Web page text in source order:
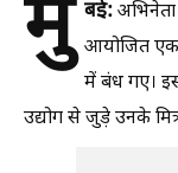
मुं बई:
आयोजित एक
में बंध गए।
उद्योग से जुड़े उनके